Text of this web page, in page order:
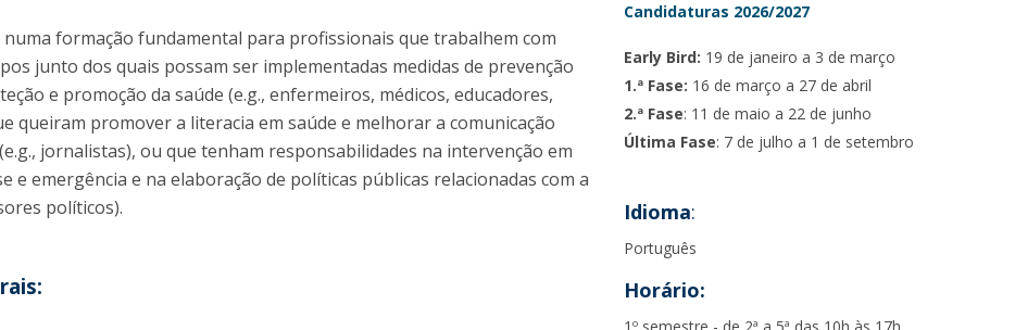
numa formação fundamental para profissionais que trabalhem com
junto dos quais possam ser implementadas medidas de prevenção
e promoção da saúde (e.g., enfermeiros, médicos, educadores,
queiram promover a literacia em saúde e melhorar a comunicação
jornalistas), ou que tenham responsabilidades na intervenção em
e emergência e na elaboração de políticas públicas relacionadas com a
políticos).
Candidaturas 2026/2027
Early Bird: 19 de janeiro a 3 de março
1.ª Fase: 16 de março a 27 de abril
2.ª Fase: 11 de maio a 22 de junho
Última Fase: 7 de julho a 1 de setembro
Idioma:
Português
Horário: